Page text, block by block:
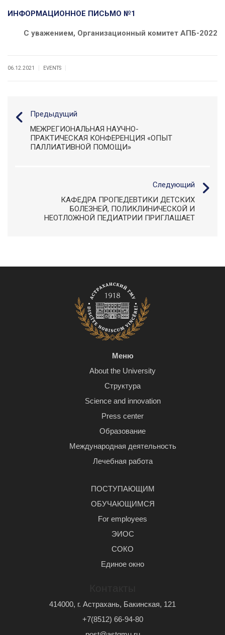
ИНФОРМАЦИОННОЕ ПИСЬМО №1
C уважением, Организационный комитет АПБ-2022
06.12.2021 EVENTS
Предыдущий
МЕЖРЕГИОНАЛЬНАЯ НАУЧНО-
ПРАКТИЧЕСКАЯ КОНФЕРЕНЦИЯ «ОПЫТ
ПАЛЛИАТИВНОЙ ПОМОЩИ»
Следующий
КАФЕДРА ПРОПЕДЕВТИКИ ДЕТСКИХ
БОЛЕЗНЕЙ, ПОЛИКЛИНИЧЕСКОЙ И
НЕОТЛОЖНОЙ ПЕДИАТРИИ ПРИГЛАШАЕТ
Меню
About the University
Структура
Science and innovation
Press center
Образование
Международная деятельность
Лечебная работа
ПОСТУПАЮЩИМ
ОБУЧАЮЩИМСЯ
For employees
ЭИОС
СОКО
Единое окно
414000, г. Астрахань, Бакинская, 121
+7(8512) 66-94-80